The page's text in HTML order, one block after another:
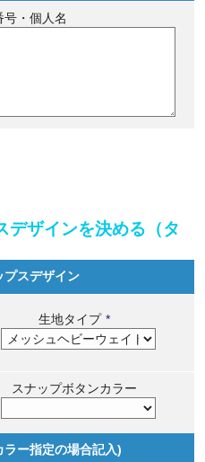
号・個人名
デザインを決める（タ
プスデザイン
生地タイプ *
スナップボタンカラー
ー指定の場合記入)